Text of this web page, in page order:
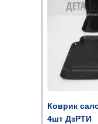
Коврик
4шт ДзРТИ